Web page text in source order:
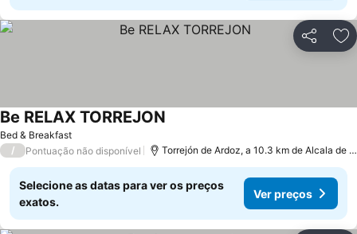
Partilhar
Bed & Breakfast
Be RELAX TORREJON
/ Pontuação não disponível Torrejón de Ardoz, a 10.3 km de Alcala de Henares
Selecione as datas para ver os preços
exatos.
Ver preços